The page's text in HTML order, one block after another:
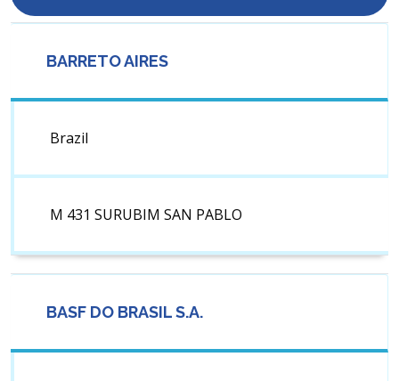
BARRETO AIRES
Brazil
M 431 SURUBIM SAN PABLO
BASF DO BRASIL S.A.